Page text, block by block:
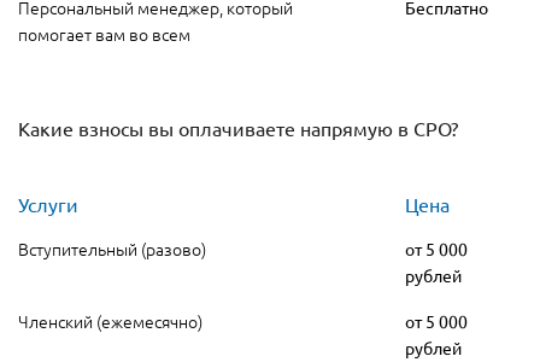
Персональный менеджер, который
помогает вам во всем
Бесплатно
Какие взносы вы оплачиваете напрямую в СРО?
Услуги
Цена
Вступительный (разово)
от 5 000
рублей
Членский (ежемесячно)
от 5 000
рублей